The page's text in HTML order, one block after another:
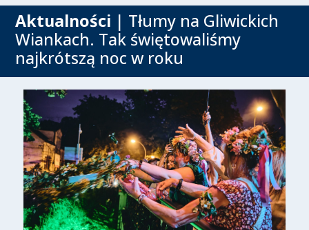
Aktualności | Tłumy na Gliwickich
Wiankach. Tak świętowaliśmy
najkrótszą noc w roku